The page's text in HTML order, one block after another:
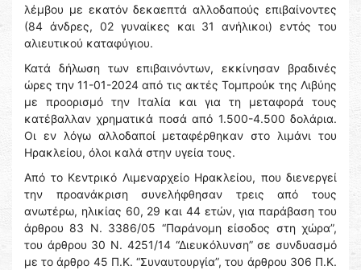
λέμβου με εκατόν δεκαεπτά αλλοδαπούς επιβαίνοντες
(84 άνδρες, 02 γυναίκες και 31 ανήλικοι) εντός του
αλιευτικού καταφύγιου.
Κατά δήλωση των επιβαινόντων, εκκίνησαν βραδινές
ώρες την 11-01-2024 από τις ακτές Τομπρούκ της Λιβύης
με προορισμό την Ιταλία και για τη μεταφορά τους
κατέβαλλαν χρηματικά ποσά από 1.500-4.500 δολάρια.
Οι εν λόγω αλλοδαποί μεταφέρθηκαν στο λιμάνι του
Ηρακλείου, όλοι καλά στην υγεία τους.
Από το Κεντρικό Λιμεναρχείο Ηρακλείου, που διενεργεί
την προανάκριση συνελήφθησαν τρεις από τους
ανωτέρω, ηλικίας 60, 29 και 44 ετών, για παράβαση του
άρθρου 83 Ν. 3386/05 “Παράνομη είσοδος στη χώρα”,
του άρθρου 30 Ν. 4251/14 “Διευκόλυνση” σε συνδυασμό
με το άρθρο 45 Π.Κ. “Συναυτουργία”, του άρθρου 306 Π.Κ.